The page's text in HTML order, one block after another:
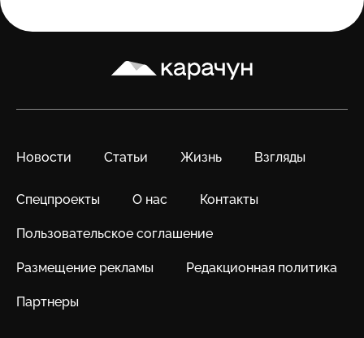
Карачун
Новости Статьи Жизнь Взгляды
Спецпроекты О нас Контакты
Пользовательское соглашение
Размещение рекламы Редакционная политика
Партнеры